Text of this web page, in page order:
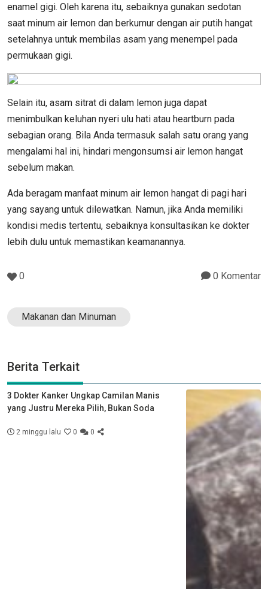
enamel gigi. Oleh karena itu, sebaiknya gunakan sedotan
saat minum air lemon dan berkumur dengan air putih hangat
setelahnya untuk membilas asam yang menempel pada
permukaan gigi.
Selain itu, asam sitrat di dalam lemon juga dapat
menimbulkan keluhan nyeri ulu hati atau heartburn pada
sebagian orang. Bila Anda termasuk salah satu orang yang
mengalami hal ini, hindari mengonsumsi air lemon hangat
sebelum makan.
Ada beragam manfaat minum air lemon hangat di pagi hari
yang sayang untuk dilewatkan. Namun, jika Anda memiliki
kondisi medis tertentu, sebaiknya konsultasikan ke dokter
lebih dulu untuk memastikan keamanannya.
0 0 Komentar
Makanan dan Minuman
Berita Terkait
3 Dokter Kanker Ungkap Camilan Manis
yang Justru Mereka Pilih, Bukan Soda
2 minggu lalu 0 0